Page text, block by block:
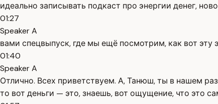
идеально записывать подкаст про энергии денег,
01:27
Speaker A
вами спецвыпуск, где мы ещё посмотрим, как вот эту
01:40
Speaker A
Отлично. Всех приветствуем. А, Танюш, ты в нашем
то вот деньги — это, знаешь, вот ощущение, что это